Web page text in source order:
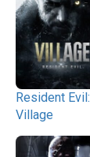
Resident Evil:
Village